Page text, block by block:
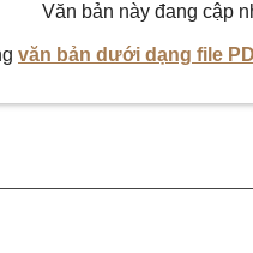
Văn bản này đang cập
văn bản dưới dạng file